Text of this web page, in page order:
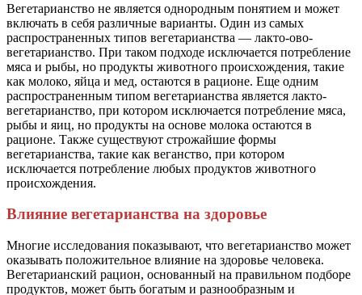
Вегетарианство не является однородным понятием и может
включать в себя различные варианты. Один из самых
распространенных типов вегетарианства — лакто-ово-
вегетарианство. При таком подходе исключается потребление
мяса и рыбы, но продукты животного происхождения, такие
как молоко, яйца и мед, остаются в рационе. Еще одним
распространенным типом вегетарианства является лакто-
вегетарианство, при котором исключается потребление мяса,
рыбы и яиц, но продукты на основе молока остаются в
рационе. Также существуют строжайшие формы
вегетарианства, такие как веганство, при котором
исключается потребление любых продуктов животного
происхождения.
Влияние вегетарианства на здоровье
Многие исследования показывают, что вегетарианство может
оказывать положительное влияние на здоровье человека.
Вегетарианский рацион, основанный на правильном подборе
продуктов, может быть богатым и разнообразным и